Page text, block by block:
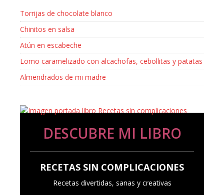
Torrijas de chocolate blanco
Chinitos en salsa
Atún en escabeche
Lomo caramelizado con alcachofas, cebollitas y patatas
Almendrados de mi madre
DESCUBRE MI LIBRO
RECETAS SIN COMPLICACIONES
Recetas divertidas, sanas y creativas